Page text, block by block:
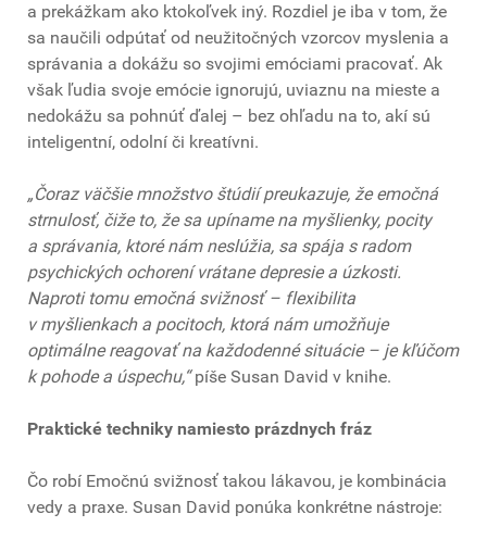
a prekážkam ako ktokoľvek iný. Rozdiel je iba v tom, že
sa naučili odpútať od neužitočných vzorcov myslenia a
správania a dokážu so svojimi emóciami pracovať. Ak
však ľudia svoje emócie ignorujú, uviaznu na mieste a
nedokážu sa pohnúť ďalej – bez ohľadu na to, akí sú
inteligentní, odolní či kreatívni.
„Čoraz väčšie množstvo štúdií preukazuje, že emočná
strnulosť, čiže to, že sa upíname na myšlienky, pocity
a správania, ktoré nám neslúžia, sa spája s radom
psychických ochorení vrátane depresie a úzkosti.
Naproti tomu emočná svižnosť – flexibilita
v myšlienkach a pocitoch, ktorá nám umožňuje
optimálne reagovať na každodenné situácie – je kľúčom
k pohode a úspechu,“píše Susan David v knihe.
Praktické techniky namiesto prázdnych fráz
Čo robí Emočnú svižnosť takou lákavou, je kombinácia
vedy a praxe. Susan David ponúka konkrétne nástroje: